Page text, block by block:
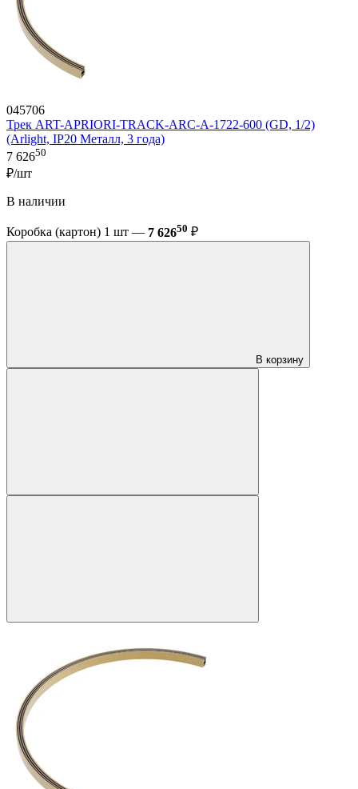
045706
Трек ART-APRIORI-TRACK-ARC-A-1722-600 (GD, 1/2)
(Arlight, IP20 Металл, 3 года)
7 62650
₽/шт
В наличии
Коробка (картон) 1 шт — 7 62650 ₽
В корзину